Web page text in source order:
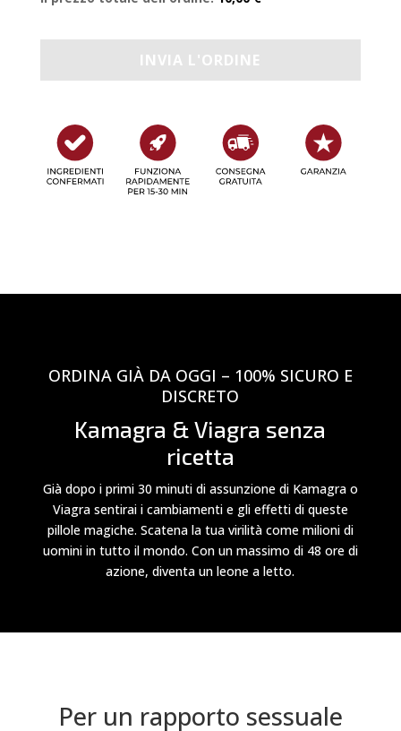
ORDINA GIÀ DA OGGI – 100% SICURO E
DISCRETO
Kamagra & Viagra senza
ricetta
Già dopo i primi 30 minuti di assunzione di Kamagra o
Viagra sentirai i cambiamenti e gli effetti di queste
pillole magiche. Scatena la tua virilità come milioni di
uomini in tutto il mondo. Con un massimo di 48 ore di
azione, diventa un leone a letto.
Per un rapporto sessuale